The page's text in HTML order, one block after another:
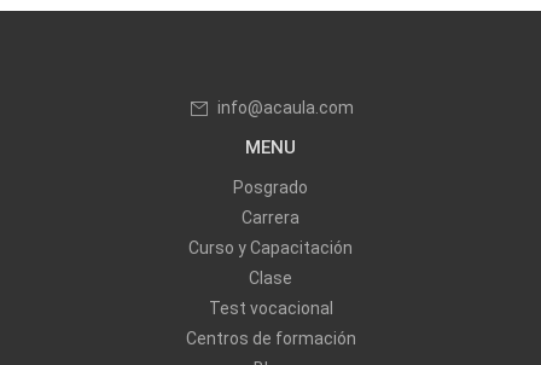
info@acaula.com
MENU
Posgrado
Carrera
Curso y Capacitación
Clase
Test vocacional
Centros de formación